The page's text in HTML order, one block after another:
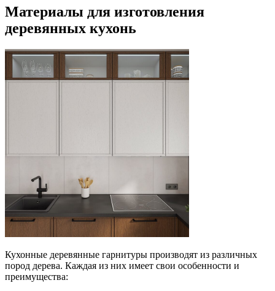
Материалы для изготовления
деревянных кухонь
Кухонные деревянные гарнитуры производят из различных
пород дерева. Каждая из них имеет свои особенности и
преимущества: